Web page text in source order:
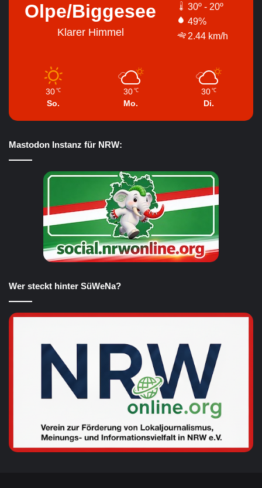
Olpe/Biggesee
Klarer Himmel
30º - 20º
49%
2.44 km/h
30 ℃
So.
30 ℃
Mo.
30 ℃
Di.
Mastodon Instanz für NRW:
Wer steckt hinter SüWeNa?